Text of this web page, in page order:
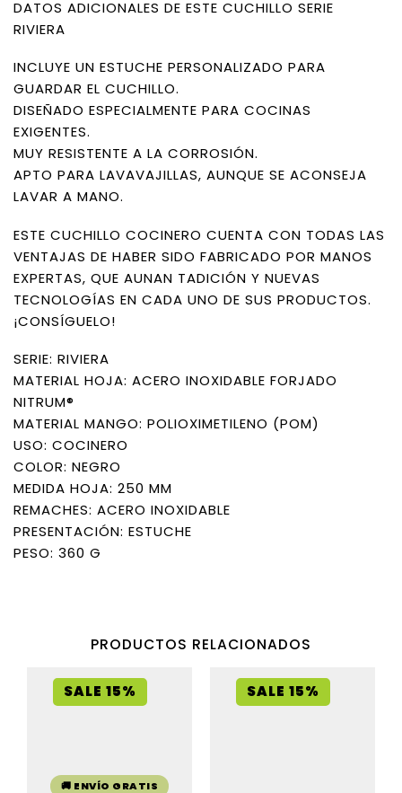
DATOS ADICIONALES DE ESTE CUCHILLO SERIE
RIVIERA
INCLUYE UN ESTUCHE PERSONALIZADO PARA
GUARDAR EL CUCHILLO.
DISEÑADO ESPECIALMENTE PARA COCINAS
EXIGENTES.
MUY RESISTENTE A LA CORROSIÓN.
APTO PARA LAVAVAJILLAS, AUNQUE SE ACONSEJA
LAVAR A MANO.
ESTE CUCHILLO COCINERO CUENTA CON TODAS LAS
VENTAJAS DE HABER SIDO FABRICADO POR MANOS
EXPERTAS, QUE AUNAN TADICIÓN Y NUEVAS
TECNOLOGÍAS EN CADA UNO DE SUS PRODUCTOS.
¡CONSÍGUELO!
SERIE: RIVIERA
MATERIAL HOJA: ACERO INOXIDABLE FORJADO
NITRUM®
MATERIAL MANGO: POLIOXIMETILENO (POM)
USO: COCINERO
COLOR: NEGRO
MEDIDA HOJA: 250 MM
REMACHES: ACERO INOXIDABLE
PRESENTACIÓN: ESTUCHE
PESO: 360 G
PRODUCTOS RELACIONADOS
SALE 15%
🚚 ENVÍO GRATIS
SALE 15%